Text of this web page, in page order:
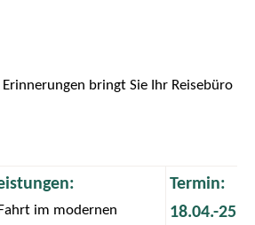
bringt Sie Ihr Reisebüro
im modernen
Termin:
18.04.-